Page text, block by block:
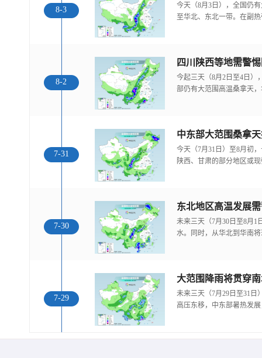
8-3
今天（8月3日），全国仍
至华北、东北一带。在副
8-2
今起三天（8月2日至4日）
部仍有大范围高温桑拿天
7-31
中东部大范围桑拿
今天（7月31日）至8月初
陕西、甘肃的部分地区或
7-30
东北地区高温发展
未来三天（7月30日至8月1
水。同时，从华北到华南
7-29
大范围降雨将贯穿
未来三天（7月29日至31日
高压东移，中东部暑热发